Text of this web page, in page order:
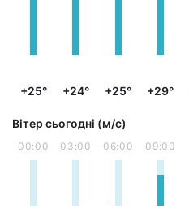
+25° +24° +25° +29°
Вітер сьогодні (м/с)
00:00 03:00 06:00 09:00